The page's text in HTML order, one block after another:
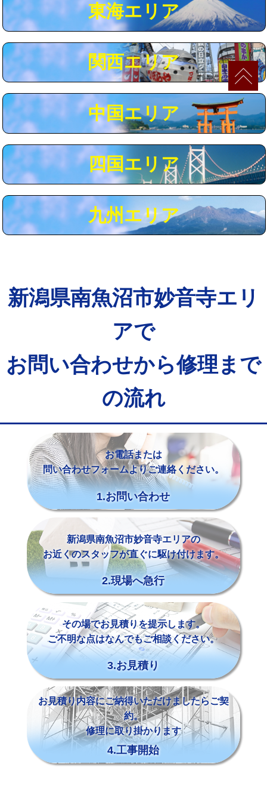
コンクリート斫り（厚さ10㎝まで） 27,500円
コンクリート斫り（厚さ10㎝超え） 38,500円
モルタル補修（厚さ10㎝まで） 27,500円
追加人工 16,500円
※給水管工事は20mmまでの価格です。
東海エリア
関西エリア
中国エリア
四国エリア
九州エリア
新潟県南魚沼市妙音寺エリ
アで
お問い合わせから修理まで
の流れ
お電話または
問い合わせフォームよりご連絡ください。
1.お問い合わせ
新潟県南魚沼市妙音寺エリアの
お近くのスタッフが直ぐに駆け付けます。
2.現場へ急行
その場でお見積りを提示します。
ご不明な点はなんでもご相談ください。
3.お見積り
お見積り内容にご納得いただけましたらご契
約。
修理に取り掛かります
4.工事開始